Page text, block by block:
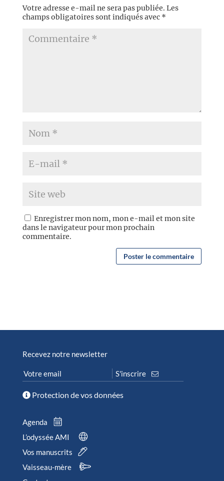
Votre adresse e-mail ne sera pas publiée. Les
champs obligatoires sont indiqués avec *
Enregistrer mon nom, mon e-mail et mon site
dans le navigateur pour mon prochain
commentaire.
Recevez notre newsletter
Protection de vos données
Agenda
L’odyssée AMI
Vos manuscrits
Vaisseau-mère